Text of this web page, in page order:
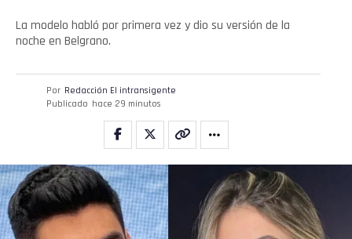
La modelo habló por primera vez y dio su versión de la
noche en Belgrano.
Por Redacción El intransigente
Publicado hace 29 minutos